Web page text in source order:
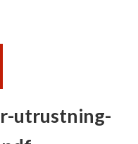
utrustning-